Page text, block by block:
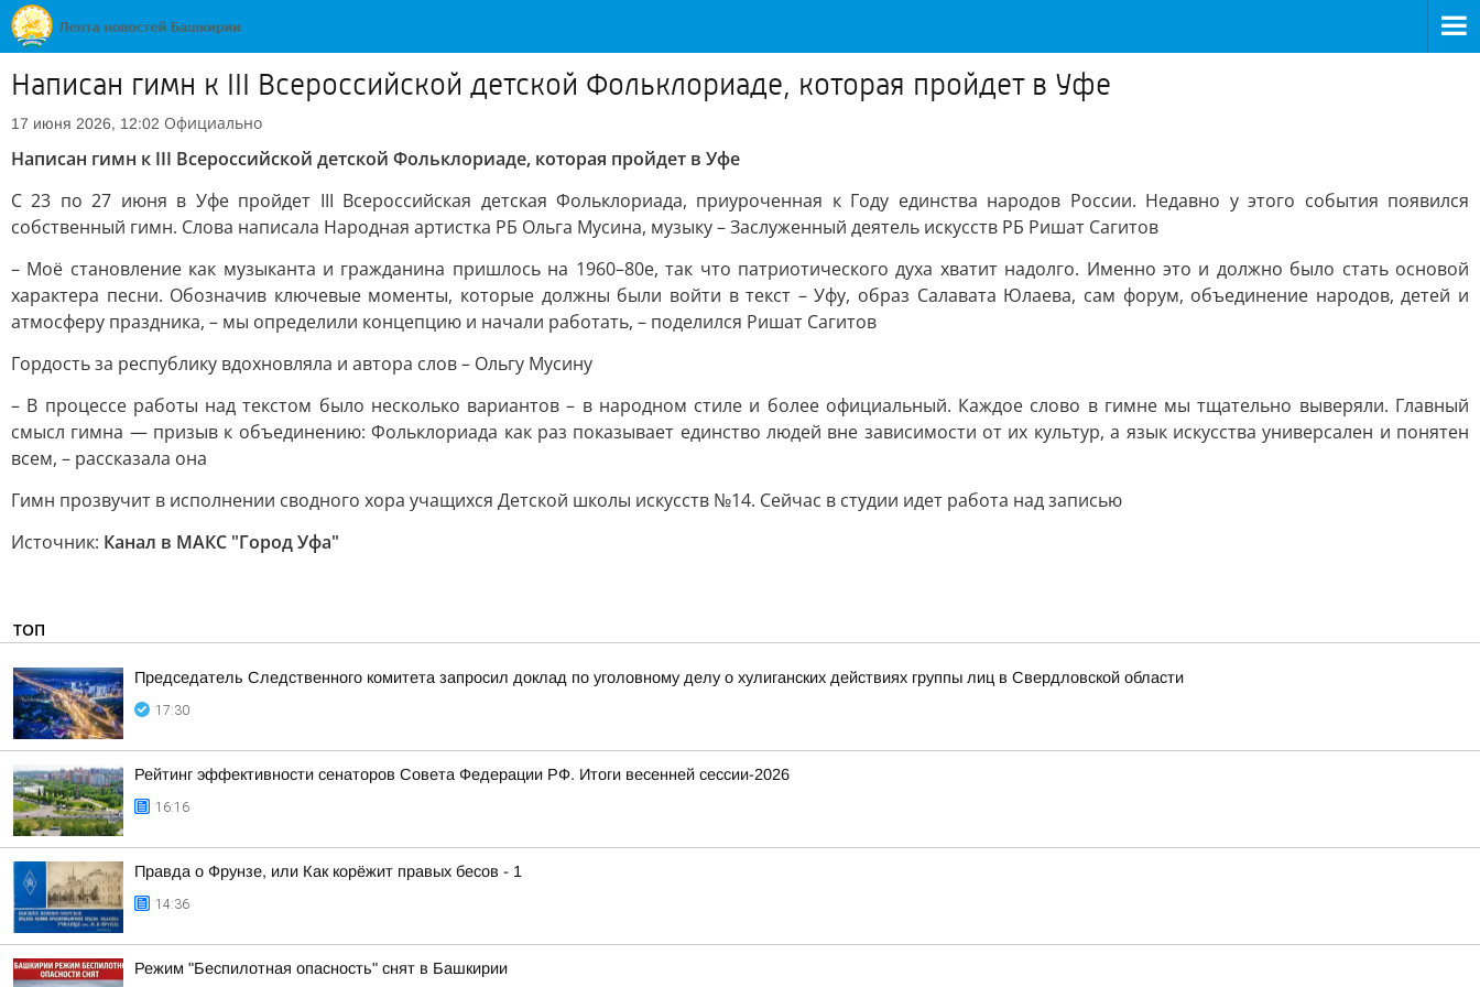
Написан гимн к III Всероссийской детской Фольклориаде, которая пройдет в Уфе
17 июня 2026, 12:02 Официально
Написан гимн к III Всероссийской детской Фольклориаде, которая пройдет в Уфе
С 23 по 27 июня в Уфе пройдет III Всероссийская детская Фольклориада, приуроченная к Году единства народов России. Недавно у этого события появился
собственный гимн. Слова написала Народная артистка РБ Ольга Мусина, музыку – Заслуженный деятель искусств РБ Ришат Сагитов
– Моё становление как музыканта и гражданина пришлось на 1960–80е, так что патриотического духа хватит надолго. Именно это и должно было стать основой
характера песни. Обозначив ключевые моменты, которые должны были войти в текст – Уфу, образ Салавата Юлаева, сам форум, объединение народов, детей и
атмосферу праздника, – мы определили концепцию и начали работать, – поделился Ришат Сагитов
Гордость за республику вдохновляла и автора слов – Ольгу Мусину
– В процессе работы над текстом было несколько вариантов – в народном стиле и более официальный. Каждое слово в гимне мы тщательно выверяли. Главный
смысл гимна — призыв к объединению: Фольклориада как раз показывает единство людей вне зависимости от их культур, а язык искусства универсален и понятен
всем, – рассказала она
Гимн прозвучит в исполнении сводного хора учащихся Детской школы искусств №14. Сейчас в студии идет работа над записью
Источник: Канал в МАКС "Город Уфа"
ТОП
Председатель Следственного комитета запросил доклад по уголовному делу о хулиганских действиях группы лиц в Свердловской области
17:30
Рейтинг эффективности сенаторов Совета Федерации РФ. Итоги весенней сессии-2026
16:16
Правда о Фрунзе, или Как корёжит правых бесов - 1
14:36
Режим "Беспилотная опасность" снят в Башкирии